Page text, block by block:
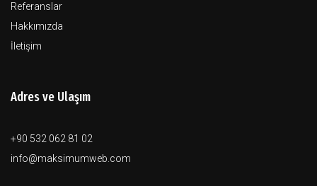
Referanslar
Hakkımızda
İletişim
Adres ve Ulaşım
+90 532 062 81 02
info@maksimumweb.com